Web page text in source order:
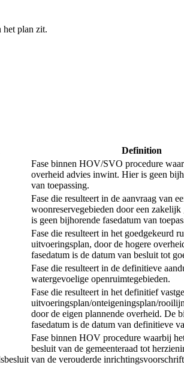
het plan zit.
Definition
Fase binnen HOV/SVO procedure
overheid advies inwint. Hier is geen
van toepassing.
Fase die resulteert in de aanvraag van
woonreservegebieden door een
is geen bijhorende fasedatum van
Fase die resulteert in het goedgekeurd
uitvoeringsplan, door de hogere
fasedatum is de datum van besluit tot
Fase die resulteert in de definitieve
watergevoelige openruimtegebieden.
Fase die resulteert in het definitief
uitvoeringsplan/onteigeningsplan/
door de eigen plannende overheid. De
fasedatum is de datum van definitieve
Fase binnen HOV procedure waarbij
besluit van de gemeenteraad tot
van de verouderde